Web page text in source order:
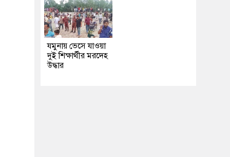
যমুনায় ভেসে যাওয়া
দুই শিক্ষার্থীর মরদেহ
উদ্ধার